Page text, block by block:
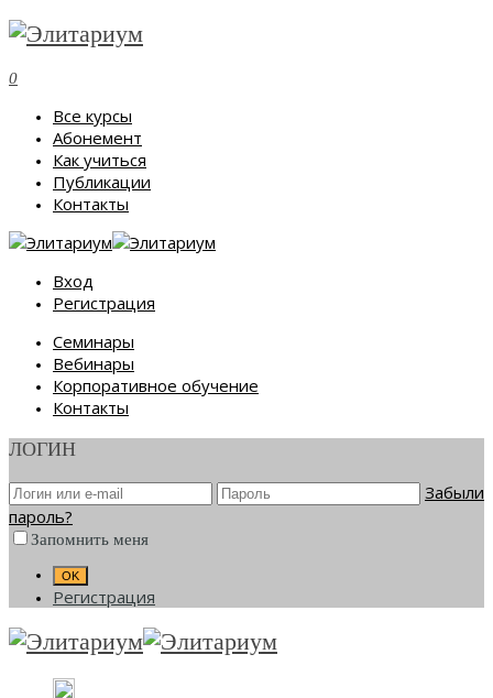
0
Все курсы
Абонемент
Как учиться
Публикации
Контакты
Вход
Регистрация
Семинары
Вебинары
Корпоративное обучение
Контакты
ЛОГИН
Забыли
пароль?
Запомнить меня
Регистрация